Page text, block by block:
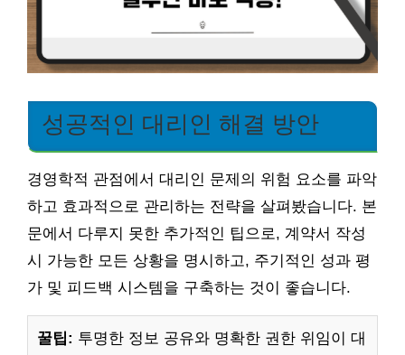
성공적인 대리인 해결 방안
경영학적 관점에서 대리인 문제의 위험 요소를 파악
하고 효과적으로 관리하는 전략을 살펴봤습니다. 본
문에서 다루지 못한 추가적인 팁으로, 계약서 작성
시 가능한 모든 상황을 명시하고, 주기적인 성과 평
가 및 피드백 시스템을 구축하는 것이 좋습니다.
꿀팁: 투명한 정보 공유와 명확한 권한 위임이 대